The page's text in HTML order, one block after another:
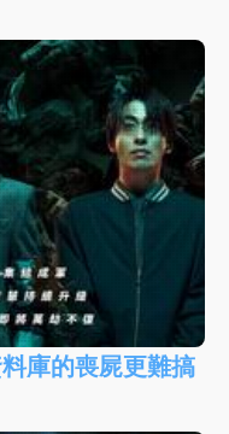
庫的喪屍更難搞